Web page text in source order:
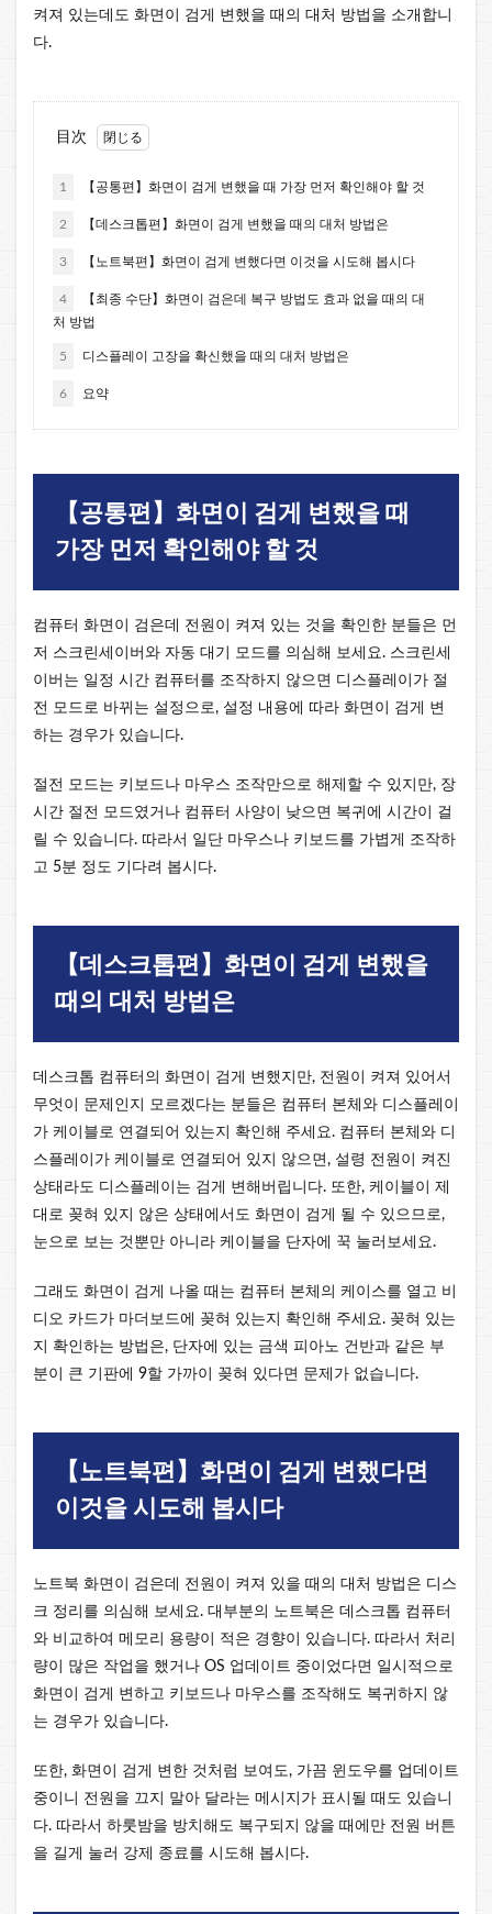
켜져 있는데도 화면이 검게 변했을 때의 대처 방법을 소개합니
다.
目次
1 【공통편】화면이 검게 변했을 때 가장 먼저 확인해야 할 것
2 【데스크톱편】화면이 검게 변했을 때의 대처 방법은
3 【노트북편】화면이 검게 변했다면 이것을 시도해 봅시다
4
【최종 수단】화면이 검은데 복구 방법도 효과 없을 때의 대
처 방법
5 디스플레이 고장을 확신했을 때의 대처 방법은
6 요약
【공통편】화면이 검게 변했을 때
가장 먼저 확인해야 할 것
컴퓨터 화면이 검은데 전원이 켜져 있는 것을 확인한 분들은 먼
저 스크린세이버와 자동 대기 모드를 의심해 보세요. 스크린세
이버는 일정 시간 컴퓨터를 조작하지 않으면 디스플레이가 절
전 모드로 바뀌는 설정으로, 설정 내용에 따라 화면이 검게 변
하는 경우가 있습니다.
절전 모드는 키보드나 마우스 조작만으로 해제할 수 있지만, 장
시간 절전 모드였거나 컴퓨터 사양이 낮으면 복귀에 시간이 걸
릴 수 있습니다. 따라서 일단 마우스나 키보드를 가볍게 조작하
고 5분 정도 기다려 봅시다.
【데스크톱편】화면이 검게 변했을
때의 대처 방법은
데스크톱 컴퓨터의 화면이 검게 변했지만, 전원이 켜져 있어서
무엇이 문제인지 모르겠다는 분들은 컴퓨터 본체와 디스플레이
가 케이블로 연결되어 있는지 확인해 주세요. 컴퓨터 본체와 디
스플레이가 케이블로 연결되어 있지 않으면, 설령 전원이 켜진
상태라도 디스플레이는 검게 변해버립니다. 또한, 케이블이 제
대로 꽂혀 있지 않은 상태에서도 화면이 검게 될 수 있으므로,
눈으로 보는 것뿐만 아니라 케이블을 단자에 꾹 눌러보세요.
그래도 화면이 검게 나올 때는 컴퓨터 본체의 케이스를 열고 비
디오 카드가 마더보드에 꽂혀 있는지 확인해 주세요. 꽂혀 있는
지 확인하는 방법은, 단자에 있는 금색 피아노 건반과 같은 부
분이 큰 기판에 9할 가까이 꽂혀 있다면 문제가 없습니다.
【노트북편】화면이 검게 변했다면
이것을 시도해 봅시다
노트북 화면이 검은데 전원이 켜져 있을 때의 대처 방법은 디스
크 정리를 의심해 보세요. 대부분의 노트북은 데스크톱 컴퓨터
와 비교하여 메모리 용량이 적은 경향이 있습니다. 따라서 처리
량이 많은 작업을 했거나 OS 업데이트 중이었다면 일시적으로
화면이 검게 변하고 키보드나 마우스를 조작해도 복귀하지 않
는 경우가 있습니다.
또한, 화면이 검게 변한 것처럼 보여도, 가끔 윈도우를 업데이트
중이니 전원을 끄지 말아 달라는 메시지가 표시될 때도 있습니
다. 따라서 하룻밤을 방치해도 복구되지 않을 때에만 전원 버튼
을 길게 눌러 강제 종료를 시도해 봅시다.